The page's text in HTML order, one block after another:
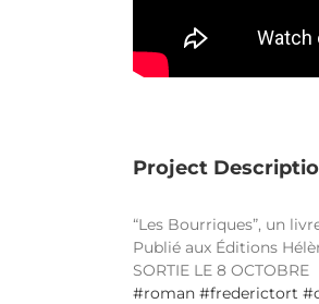
Project
“Les Bourriques”, un
Publié aux Éditions
SORTIE LE 8 OCTOBRE
#roman #frederictort